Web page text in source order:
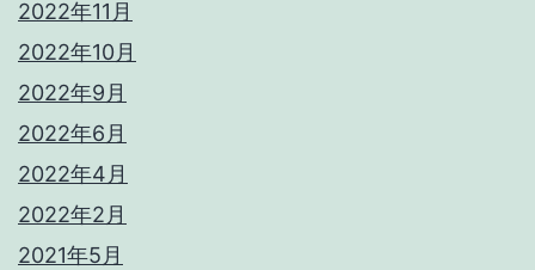
2022年11月
2022年10月
2022年9月
2022年6月
2022年4月
2022年2月
2021年5月